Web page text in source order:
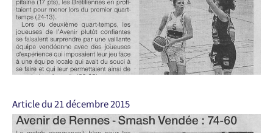
Article du 21 décembre 2015